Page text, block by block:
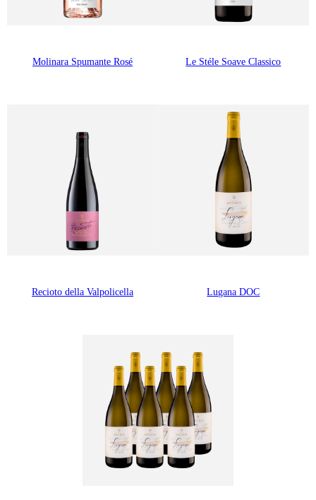
Molinara Spumante Rosé Le Stéle Soave Classico
Recioto della Valpolicella Lugana DOC